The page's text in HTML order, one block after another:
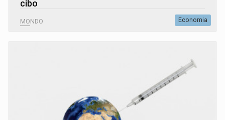
cibo
MONDO Economia